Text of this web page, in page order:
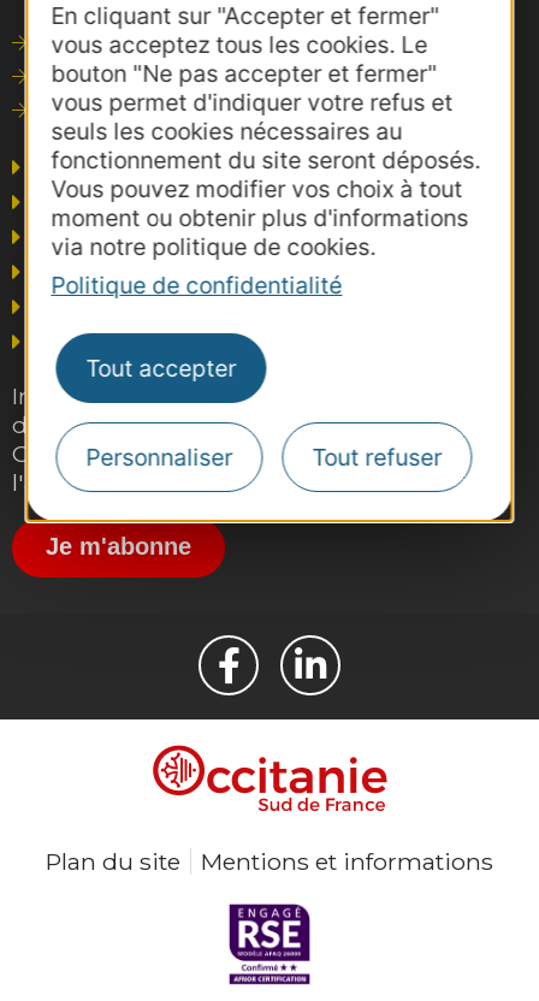
En cliquant sur "Accepter et fermer"
vous acceptez tous les cookies. Le
bouton "Ne pas accepter et fermer"
vous permet d'indiquer votre refus et
seuls les cookies nécessaires au
fonctionnement du site seront déposés.
Vous pouvez modifier vos choix à tout
moment ou obtenir plus d'informations
via notre politique de cookies.
Politique de confidentialité
Tout accepter
Personnaliser Tout refuser
Outils de communication
Photothèque
Consultations
Agence AD'OCC
Presse et influence
Voyagistes
Business/Mice
Thermalisme
Grand public
Inscrivez-vous gratuitement à la lettre
d'information pro de la destination
Occitanie pour suivre nos actions et
l'actualité du tourisme dans la région
Je m'abonne
Plan du site Mentions et informations